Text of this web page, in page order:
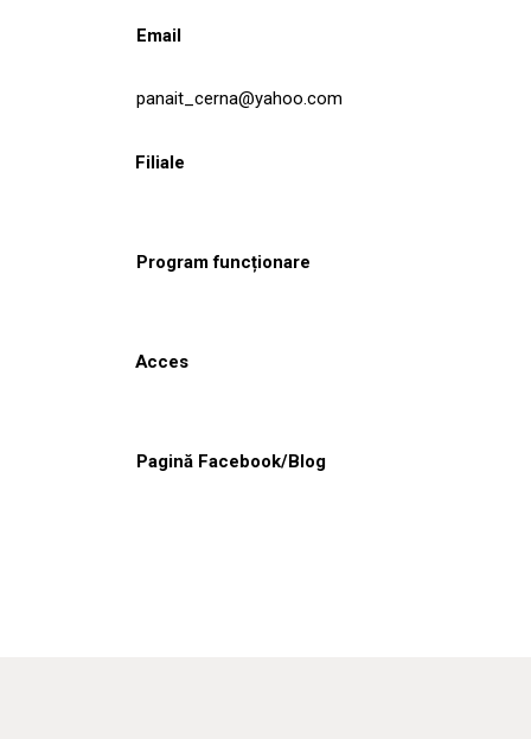
Email
panait_cerna@yahoo.com
Filiale
Program funcționare
Acces
Pagină Facebook/Blog